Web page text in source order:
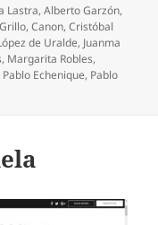
Lastra,Alberto Garzón,
,Canon,Cristóbal
de Uralde, Juanma
, Margarita Robles,
Pablo Echenique, Pablo